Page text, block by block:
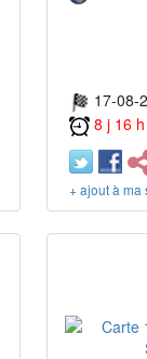
17-08-
8 j 16
+ ajout à ma